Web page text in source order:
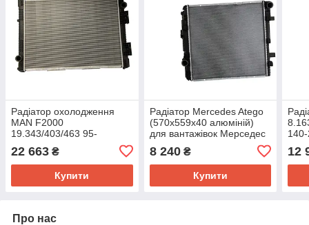
Радіатор охолодження
MAN F2000
19.343/403/463 95-
22 663 ₴
Купити
Радіатор Mercedes Atego
(570x559x40 алюміній)
для вантажівок Мерседес
Атего Акрос 01.98- 62794A
8 240₴
Купити
12
Про нас